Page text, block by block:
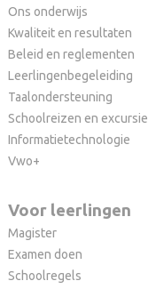
Ons onderwijs
Kwaliteit en resultaten
Beleid en reglementen
Leerlingenbegeleiding
Taalondersteuning
Schoolreizen en
Informatietechnologie
Vwo+
Voor leerlingen
Magister
Examen doen
Schoolregels